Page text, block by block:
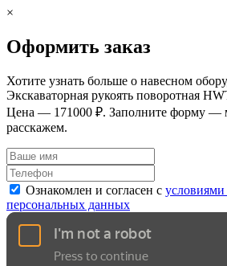
×
Оформить заказ
Хотите узнать больше о навесном
Экскаваторная рукоять поворотная
Цена — 171000 ₽. Заполните форму —
расскажем.
Ознакомлен и согласен с
персональных данных